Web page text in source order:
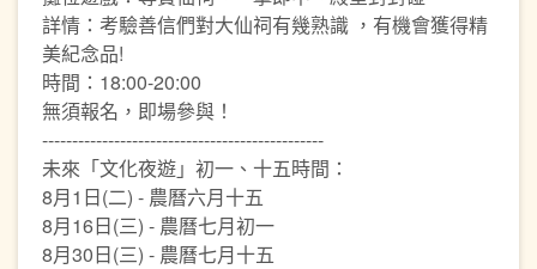
詳情：考驗善信們對大仙祠有幾熟識 ，有機會獲得精
美紀念品!
時間：18:00-20:00
無須報名，即場參與！
-----------------------------------------------
未來「文化夜遊」初一、十五時間：
8月1日(二) - 農曆六月十五
8月16日(三) - 農曆七月初一
8月30日(三) - 農曆七月十五